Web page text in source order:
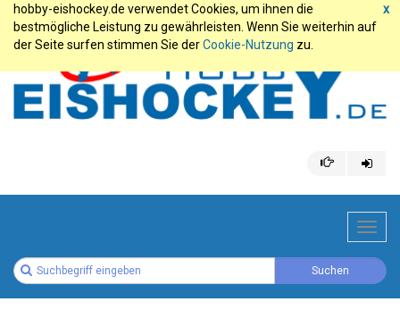
x
hobby-eishockey.de verwendet Cookies, um ihnen die
bestmögliche Leistung zu gewährleisten. Wenn Sie weiterhin auf
der Seite surfen stimmen Sie derCookie-Nutzung zu.